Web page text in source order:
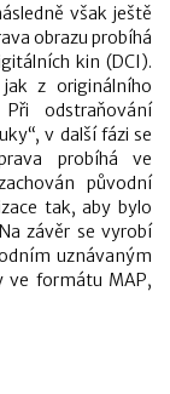
však ještě
obrazu probíhá
kin (DCI).
z originálního
odstraňování
v další fázi se
probíhá ve
původní
tak, aby bylo
závěr se vyrobí
uznávaným
ve formátu MAP,